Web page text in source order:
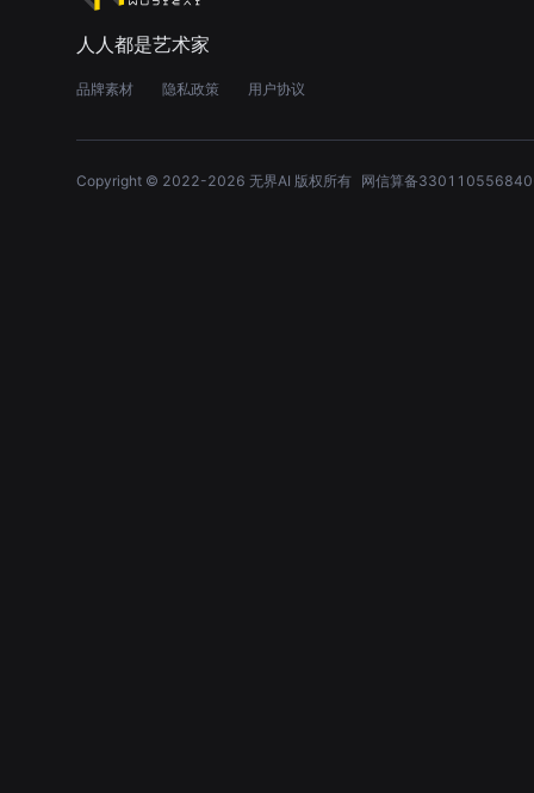
人人都是艺术家
品牌素材 隐私政策 用户协议
Copyright © 2022-2026 无界AI 版权所有 网信算备